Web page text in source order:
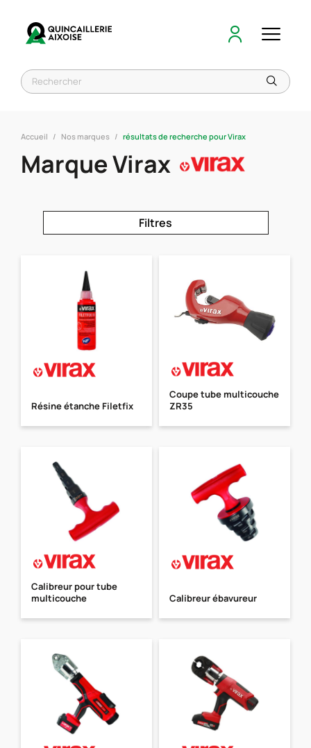
Accueil Nos marques résultats de recherche pour Virax
Marque Virax
Filtres
Résine étanche Filetfix
Coupe tube multicouche
ZR35
Calibreur pour tube
multicouche
Calibreur ébavureur